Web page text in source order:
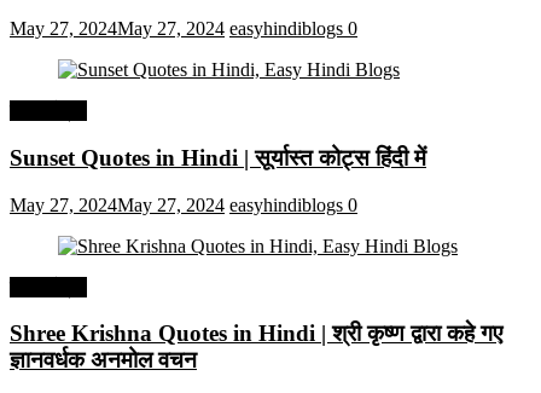
May 27, 2024May 27, 2024 easyhindiblogs 0
Sunset Quotes in Hindi | सूर्यास्त कोट्स हिंदी में
May 27, 2024May 27, 2024 easyhindiblogs 0
Shree Krishna Quotes in Hindi | श्री कृष्ण द्वारा कहे गए
ज्ञानवर्धक अनमोल वचन